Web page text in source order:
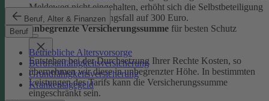
Beruf, Alter & Finanzen
Beruf
Betriebliche Altersvorsorge
Berufsunfähigkeitsversicherung
Grundfähigkeitsversicherung
Krankentagegeld
Meldeweg nicht eingehalten, erhöht sich die Selbstbeteiligung
für diesen Versicherungsfall auf 300 Euro.
unbegrenzte Versicherungssumme für besten Schutz
Entstehen bei der Durchsetzung Ihrer Rechte Kosten, so
übernehmen wir diese in unbegrenzter Höhe. In bestimmten
Leistungen des Tarifs kann die Versicherungssumme
eingeschränkt sein.